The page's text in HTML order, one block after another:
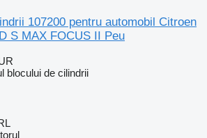
107200 pentru automobil Citroen
S MAX FOCUS II Peu
blocului de cilindrii